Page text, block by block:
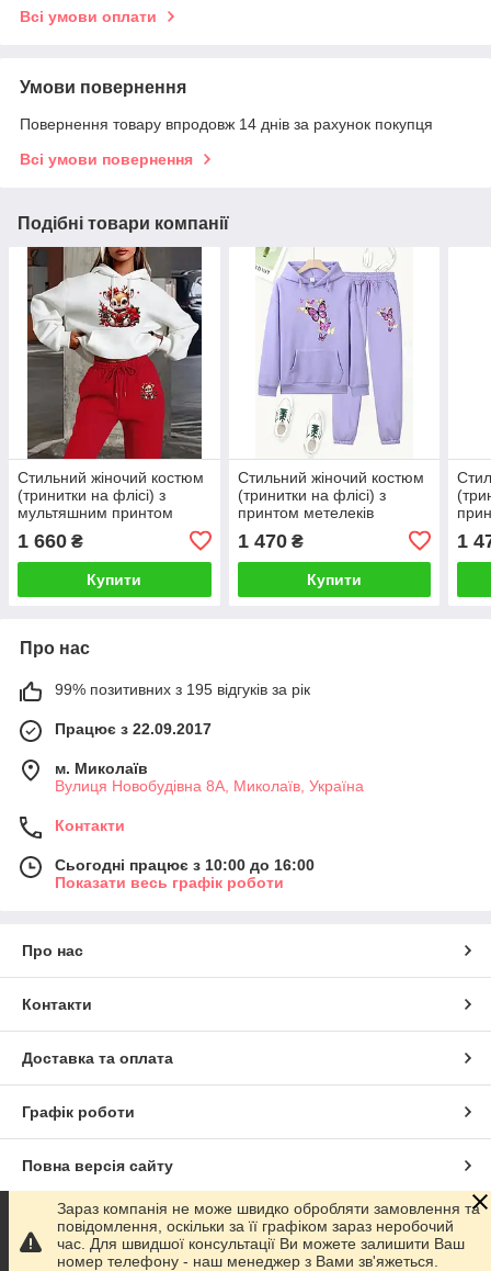
Всі умови оплати
Умови повернення
Повернення товару впродовж 14 днів за рахунок покупця
Всі умови повернення
Подібні товари компанії
Стильний жіночий костюм
(тринитки на флісі) з
мультяшним принтом
1 660 ₴
Купити
Стильний жіночий костюм
(тринитки на флісі) з
принтом метелеків
1 470₴
Купити
1
Про нас
99% позитивних з 195 відгуків за рік
Працює з 22.09.2017
м. Миколаїв
Вулиця Новобудівна 8А, Миколаїв, Україна
Контакти
Сьогодні працює з 10:00 до 16:00
Показати весь графік роботи
Про нас
Контакти
Доставка та оплата
Графік роботи
Повна версія сайту
Сайт створено на маркетплейсіProm.ua
Зараз компанія не може швидко обробляти замовлення та
повідомлення, оскільки за її графіком зараз неробочий
час. Для швидшої консультації Ви можете залишити Ваш
номер телефону - наш менеджер з Вами зв'яжеться.